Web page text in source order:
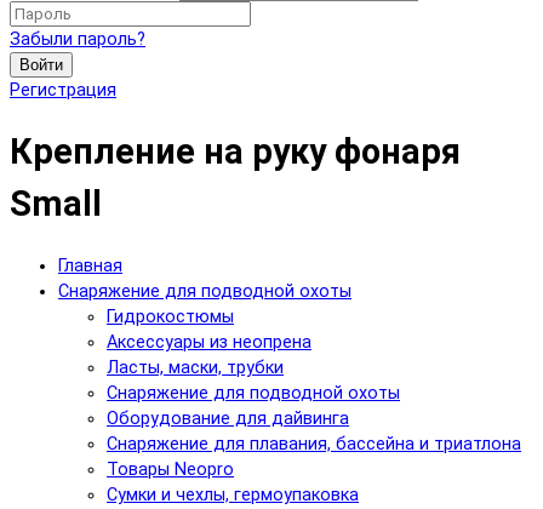
Забыли пароль?
Войти
Регистрация
Крепление на руку фонаря
Small
Главная
Снаряжение для подводной охоты
Гидрокостюмы
Аксессуары из неопрена
Ласты, маски, трубки
Снаряжение для подводной охоты
Оборудование для дайвинга
Снаряжение для плавания, бассейна и триатлона
Товары Neopro
Сумки и чехлы, гермоупаковка